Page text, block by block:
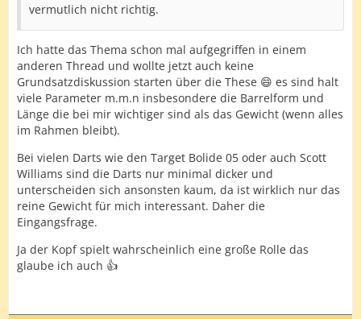
vermutlich nicht richtig.
Ich hatte das Thema schon mal aufgegriffen in einem
anderen Thread und wollte jetzt auch keine
Grundsatzdiskussion starten über die These 😄 es sind halt
viele Parameter m.m.n insbesondere die Barrelform und
Länge die bei mir wichtiger sind als das Gewicht (wenn alles
im Rahmen bleibt).
Bei vielen Darts wie den Target Bolide 05 oder auch Scott
Williams sind die Darts nur minimal dicker und
unterscheiden sich ansonsten kaum, da ist wirklich nur das
reine Gewicht für mich interessant. Daher die
Eingangsfrage.
Ja der Kopf spielt wahrscheinlich eine große Rolle das
glaube ich auch 👍